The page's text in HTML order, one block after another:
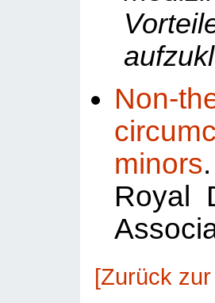
Non-
minors
Royal
[Zurück